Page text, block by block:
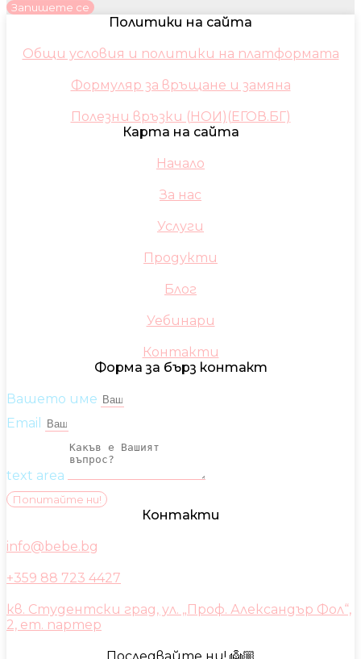
Запишете се
Политики на сайта
Общи условия и политики на платформата
Формуляр за връщане и замяна
Полезни връзки (НОИ)(ЕГОВ.БГ)
Карта на сайта
Начало
За нас
Услуги
Продукти
Блог
Уебинари
Контакти
Форма за бърз контакт
Вашето име
Email
text area
Попитайте ни!
Контакти
info@bebe.bg
+359 88 723 4427
кв. Студентски град, ул. „Проф. Александър Фол“,
2, ет. партер